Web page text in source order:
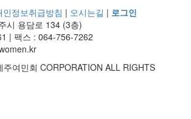
인정보취급방침 | 오시는길 | 로그인
시 용담로 134 (3층)
| 팩스 : 064-756-7262
여민회 CORPORATION ALL RIGHTS